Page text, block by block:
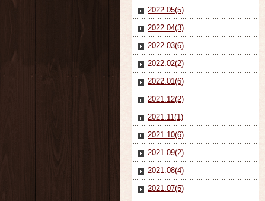
2022.05(5)
2022.04(3)
2022.03(6)
2022.02(2)
2022.01(6)
2021.12(2)
2021.11(1)
2021.10(6)
2021.09(2)
2021.08(4)
2021.07(5)